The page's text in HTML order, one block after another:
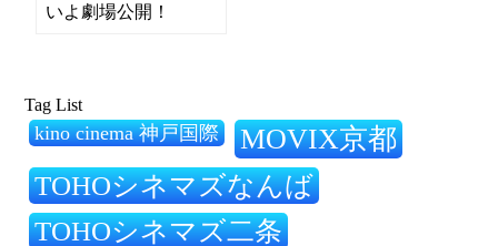
いよ劇場公開！
Tag List
kino cinema 神戸国際 MOVIX京都
TOHOシネマズなんば
TOHOシネマズ二条